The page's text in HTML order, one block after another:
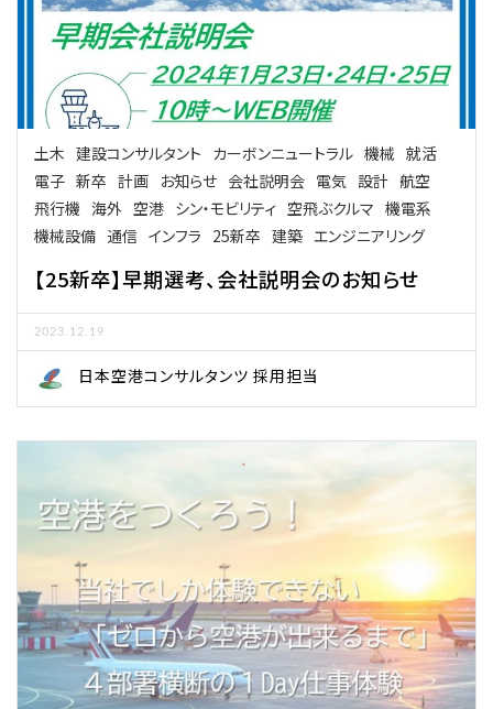
土木 建設コンサルタント カーボンニュートラル 機械 就活
電子 新卒 計画 お知らせ 会社説明会 電気 設計 航空
飛行機 海外 空港 シン・モビリティ 空飛ぶクルマ 機電系
機械設備 通信 インフラ 25新卒 建築 エンジニアリング
【25新卒】早期選考、会社説明会のお知らせ
2023.12.19
日本空港コンサルタンツ 採用担当